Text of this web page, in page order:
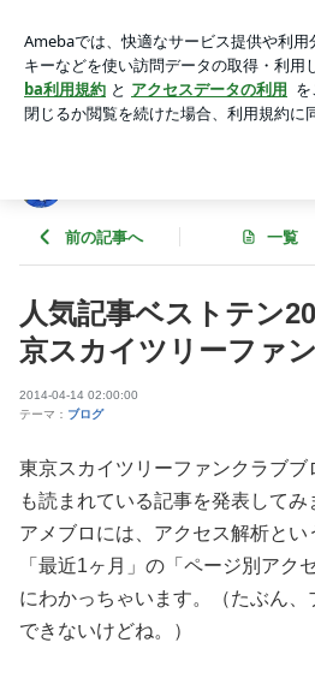
ラブブログ | 東京スカイツリーファ
アプリをダウンロードして ブログの更
ょう。
前の記事へ 一覧
人気記事ベストテン
京スカイツリーファ
2014-04-14 02:00:00
テーマ： ブログ
東京スカイツリーファンクラブ
も読まれている記事を発表してみ
アメブロには、アクセス解析とい
「最近1ヶ月」の「ページ別アク
にわかっちゃいます。（たぶん
できないけどね。）